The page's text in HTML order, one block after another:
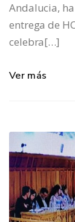
Andalucia,
entrega de
celebra[…]
Ver más